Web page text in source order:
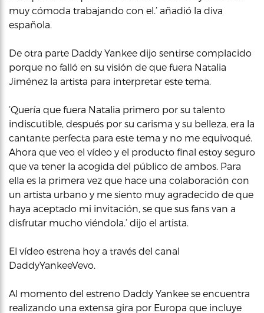
muy cómoda trabajando con el.’ añadió la diva
española.
De otra parte Daddy Yankee dijo sentirse complacido
porque no falló en su visión de que fuera Natalia
Jiménez la artista para interpretar este tema.
‘Quería que fuera Natalia primero por su talento
indiscutible, después por su carisma y su belleza, era la
cantante perfecta para este tema y no me equivoqué.
Ahora que veo el vídeo y el producto final estoy seguro
que va tener la acogida del público de ambos. Para
ella es la primera vez que hace una colaboración con
un artista urbano y me siento muy agradecido de que
haya aceptado mi invitación, se que sus fans van a
disfrutar mucho viéndola.’ dijo el artista.
El vídeo estrena hoy a través del canal
DaddyYankeeVevo.
Al momento del estreno Daddy Yankee se encuentra
realizando una extensa gira por Europa que incluye